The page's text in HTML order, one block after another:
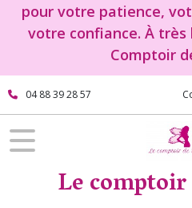
pour votre patience,
votre confiance. À
Comptoir
04 88 39 28 57
Le